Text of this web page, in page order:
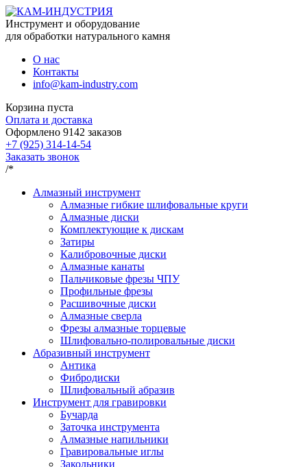
Инструмент и оборудование
для обработки натурального камня
О нас
Контакты
info@kam-industry.com
Корзина пуста
Оплата и доставка
Оформлено 9142 заказов
+7 (925) 314-14-54
Заказать звонок
/*
Алмазный инструмент
Алмазные гибкие шлифовальные круги
Алмазные диски
Комплектующие к дискам
Затиры
Калибровочные диски
Алмазные канаты
Пальчиковые фрезы ЧПУ
Профильные фрезы
Расшивочные диски
Алмазные сверла
Фрезы алмазные торцевые
Шлифовально-полировальные диски
Абразивный инструмент
Антика
Фибродиски
Шлифовальный абразив
Инструмент для гравировки
Бучарда
Заточка инструмента
Алмазные напильники
Гравировальные иглы
Закольники